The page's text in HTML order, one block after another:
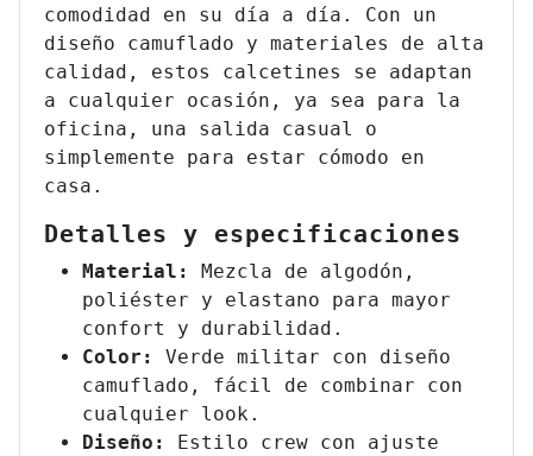
comodidad en su día a día. Con un
diseño camuflado y materiales de alta
calidad, estos calcetines se adaptan
a cualquier ocasión, ya sea para la
oficina, una salida casual o
simplemente para estar cómodo en
casa.
Detalles y especificaciones
Material:
Mezcla de algodón,
poliéster y elastano para mayor
confort y durabilidad.
Color: Verde militar con diseño
camuflado, fácil de combinar con
cualquier look.
Diseño:
Estilo crew con ajuste